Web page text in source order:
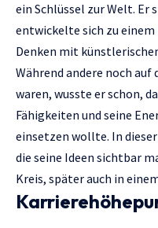
ein Schlüssel zur Welt. Er
entwickelte sich zu einem
Denken mit
Während andere noch auf
waren, wusste er schon,
Fähigkeiten und seine
einsetzen wollte. In
die seine Ideen sichtbar
Kreis, später auch in